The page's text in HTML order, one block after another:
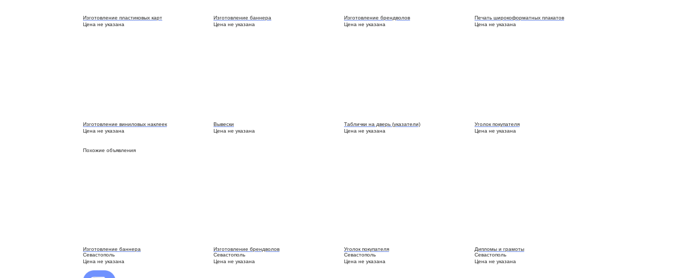
Изготовление пластиковых карт
Цена не указана
Изготовление баннера
Цена не указана
Изготовление брендволов
Цена не указана
Печать широкоформатных плакатов
Цена не указана
Изготовление виниловых наклеек
Цена не указана
Вывески
Цена не указана
Таблички на дверь (указатели)
Цена не указана
Уголок покупателя
Цена не указана
Похожие объявления
Изготовление баннера
Севастополь
Цена не указана
Изготовление брендволов
Севастополь
Цена не указана
Уголок покупателя
Севастополь
Цена не указана
Дипломы и грамоты
Севастополь
Цена не указана